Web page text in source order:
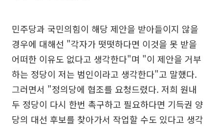
민주당과 국민의힘이 해당 제안을 받아들이지 않을
경우에 대해선 "각자가 떳떳하다면 이것을 못 받을
어떠한 이유도 없다고 생각한다"며 "이 제안을 거부
하는 정당이 저는 범인이라고 생각한다"고 말했다.
그러면서 "정의당에 협조를 요청드렸다. 저희 원내
두 정당이 다시 한번 촉구하고 필요하다면 기득권 양
당의 대선 후보를 찾아가서 작업할 수도 있다고 생각